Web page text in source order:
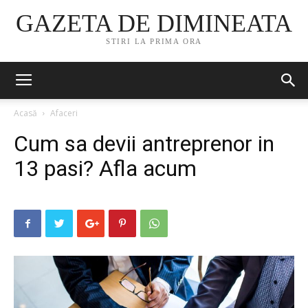
GAZETA DE DIMINEATA
STIRI LA PRIMA ORA
Acasă Afaceri
Cum sa devii antreprenor in
13 pasi? Afla acum